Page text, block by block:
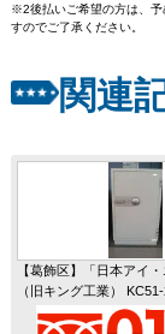
※2後払いご希望の方は、予
すのでご了承ください。
関連
【葛飾区】「日本アイ
（旧キング工業）